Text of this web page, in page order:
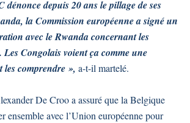
depuis 20 ans le pillage de ses
la Commission européenne a signé un
avec le Rwanda concernant les
Les Congolais voient ça comme une
les comprendre », a-t-il martelé.
De Croo a assuré que la Belgique
ensemble avec l’Union européenne pour